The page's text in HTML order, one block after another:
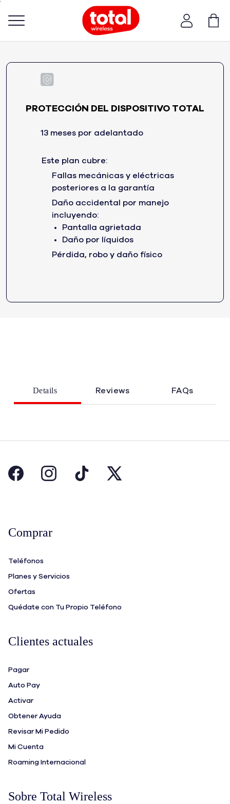
To
Content
Menú de barra de navegación
PROTECCIÓN DEL DISPOSITIVO TOTAL
13 meses por adelantado
Este plan cubre:
Fallas mecánicas y eléctricas
posteriores a la garantía
Daño accidental por manejo
incluyendo:
Pantalla agrietada
Daño por líquidos
Pérdida, robo y daño físico
Details Reviews FAQs
Comprar
Teléfonos
Planes y Servicios
Ofertas
Quédate con Tu Propio Teléfono
Clientes actuales
Pagar
Auto Pay
Activar
Obtener Ayuda
Revisar Mi Pedido
Mi Cuenta
Roaming Internacional
Sobre Total Wireless